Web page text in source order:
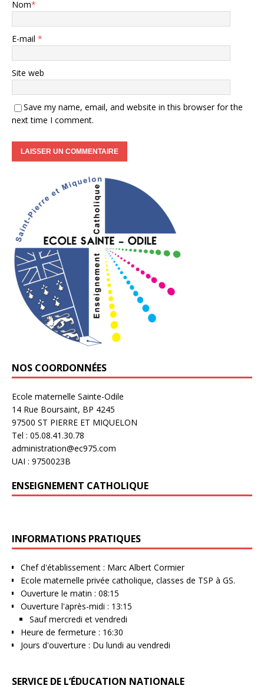
Nom*
E-mail *
Site web
Save my name, email, and website in this browser for the
next time I comment.
NOS COORDONNÉES
Ecole maternelle Sainte-Odile
14 Rue Boursaint, BP 4245
97500 ST PIERRE ET MIQUELON
Tel : 05.08.41.30.78
administration@ec975.com
UAI : 9750023B
ENSEIGNEMENT CATHOLIQUE
INFORMATIONS PRATIQUES
Chef d'établissement : Marc Albert Cormier
Ecole maternelle privée catholique, classes de TSP à GS.
Ouverture le matin : 08:15
Ouverture l'après-midi : 13:15
Sauf mercredi et vendredi
Heure de fermeture : 16:30
Jours d'ouverture : Du lundi au vendredi
SERVICE DE L’ÉDUCATION NATIONALE